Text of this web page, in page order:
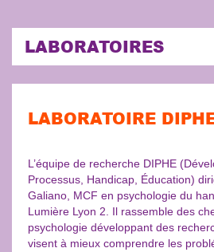
LABORATOIRES
LABORATOIRE
L’équipe de recherche DIPHE
Processus, Handicap, Éducation)
Galiano, MCF en psychologie du
Lumière Lyon 2. Il rassemble des
psychologie développant des
visent à mieux comprendre les